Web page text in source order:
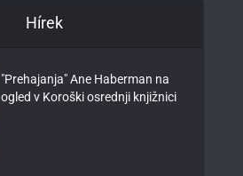
Hírek
"Prehajanja" Ane Haberman na
ogled v Koroški osrednji knjižnici